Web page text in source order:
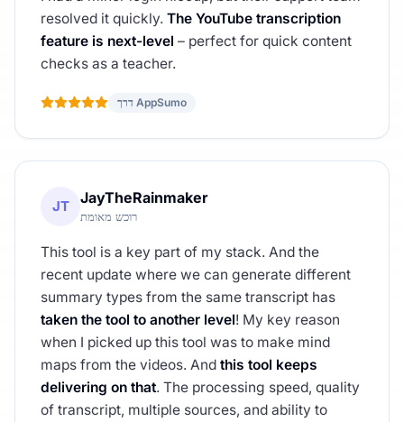
resolved it quickly. The YouTube transcription
feature is next-level – perfect for quick content
checks as a teacher.
דרך AppSumo
JT JayTheRainmaker
רוכש מאומת
This tool is a key part of my stack. And the
recent update where we can generate different
summary types from the same transcript has
taken the tool to another level! My key reason
when I picked up this tool was to make mind
maps from the videos. And this tool keeps
delivering on that. The processing speed, quality
of transcript, multiple sources, and ability to